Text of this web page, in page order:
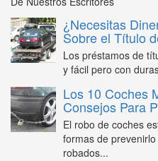
¿Necesitas
Sobre el Título
Los préstamos de
y fácil pero con
Los 10 Coches
Consejos Para
El robo de coches
formas de
robados...